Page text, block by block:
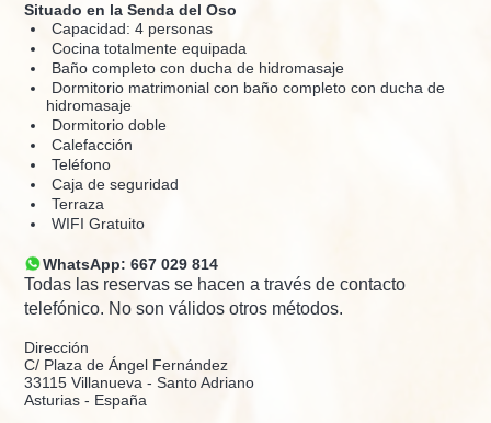
Situado en la Senda del Oso
Capacidad: 4 personas
Cocina totalmente equipada
Baño completo con ducha de hidromasaje
Dormitorio matrimonial con baño completo con ducha de
hidromasaje
Dormitorio doble
Calefacción
Teléfono
Caja de seguridad
Terraza
WIFI Gratuito
WhatsApp: 667 029 814
Todas las reservas se hacen a través de contacto
telefónico. No son válidos otros métodos.
Dirección
C/ Plaza de Ángel Fernández
33115 Villanueva - Santo Adriano
Asturias - España